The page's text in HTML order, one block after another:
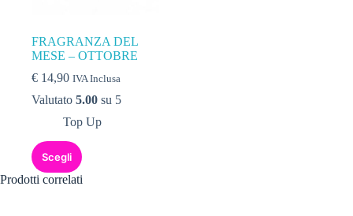
FRAGRANZA DEL
MESE – OTTOBRE
€ 14,90 IVA Inclusa
Valutato 5.00 su 5
Top Up
Scegli
Prodotti correlati